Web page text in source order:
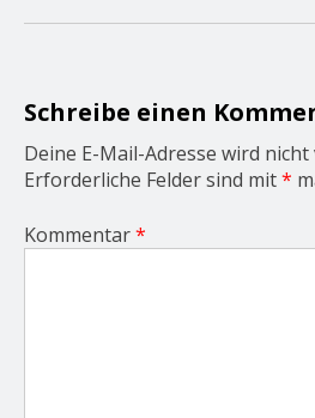
o
n
Schreibe einen
Deine E-Mail-Adresse wird
Erforderliche Felder sind mit*
Kommentar*